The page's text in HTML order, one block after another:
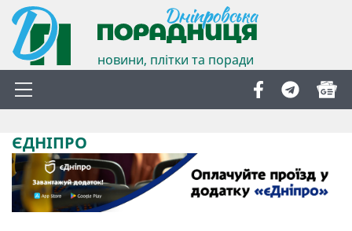
новини, плітки та поради
ЄДНІПРО